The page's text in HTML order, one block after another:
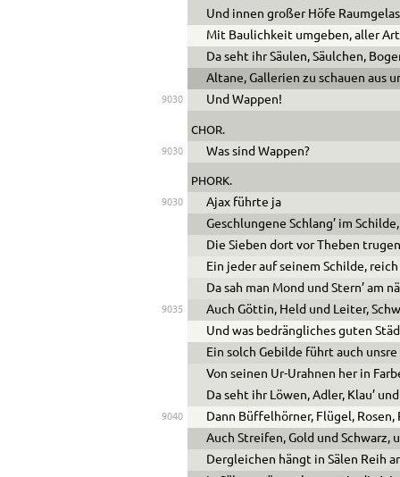
Und innen großer Höfe
Mit Baulichkeit umgeben, aller
Da seht ihr Säulen, Säulchen,
Altane, Gallerien zu schauen aus
9030 Und Wappen!
CHOR.
9030 Was sind Wappen?
PHORK.
9030
Ajax führte ja
Geschlungene Schlang’ im
Die Sieben dort vor Theben
Ein jeder auf seinem Schilde,
Da sah man Mond und Stern’ am
9035
Auch Göttin, Held und Leiter,
Und was bedrängliches guten
Ein solch Gebilde führt auch unsre
Von seinen Ur-Urahnen her in
Da seht ihr Löwen, Adler, Klau’
9040
Dann Büffelhörner, Flügel, Rosen,
Auch Streifen, Gold und Schwarz,
Dergleichen hängt in Sälen Reih